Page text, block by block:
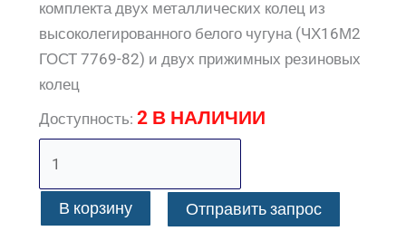
комплекта двух металлических колец из
высоколегированного белого чугуна (ЧХ16М2
ГОСТ 7769-82) и двух прижимных резиновых
колец
Доступность: 2 В НАЛИЧИИ
В корзину Отправить запрос